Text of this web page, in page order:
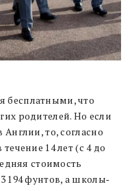
бесплатными, что
родителей. Но если
то, согласно
14 лет (с 4 до
стоимость
194 фунтов, а школы‐